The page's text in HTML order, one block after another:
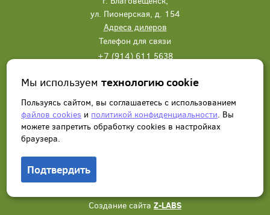
ул. Пионерская, д. 154
Адреса дилеров
Телефон для связи
+7 (914) 611 5638
Написать нам Заказать звонок
Создание сайта Z-LABS
Мы используемтехнологию cookie
Пользуясь сайтом, вы соглашаетесь с использованием
файлов cookies и политикой конфиденциальности. Вы
можете запретить обработку сookies в настройках
браузера.
Подтвердить